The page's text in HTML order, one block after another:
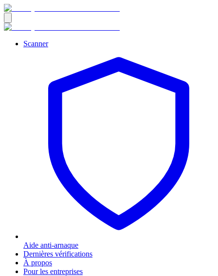
Scanner
Aide anti-arnaque
Dernières vérifications
À propos
Pour les entreprises